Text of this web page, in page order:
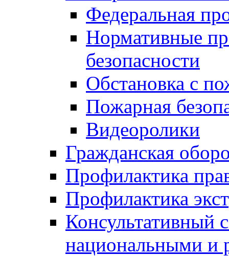
Федеральная
Нормативные
безопасности
Обстановка с
Пожарная
Видеоролики
Гражданская
Профилактика
Профилактика
Консультативный
национальными и